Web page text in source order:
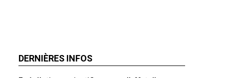
DERNIÈRES INFOS